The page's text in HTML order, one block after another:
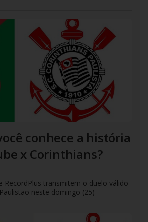
conhece a história
x Corinthians?
RecordPlus transmitem o duelo válido
neste domingo (25)